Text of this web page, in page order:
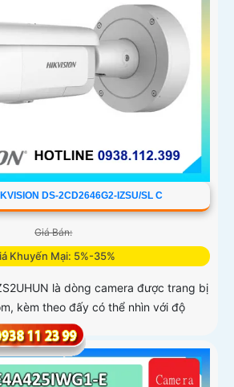
DS-2CD2646G2-IZSU/SL C
Giá Bán:
Khuyến Mại: 5%-35%
là dòng camera được trang bị
kèm theo đấy có thể nhìn với độ